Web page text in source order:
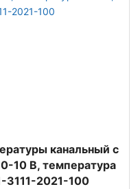
канальный с
10 В, температура
3111-2021-100